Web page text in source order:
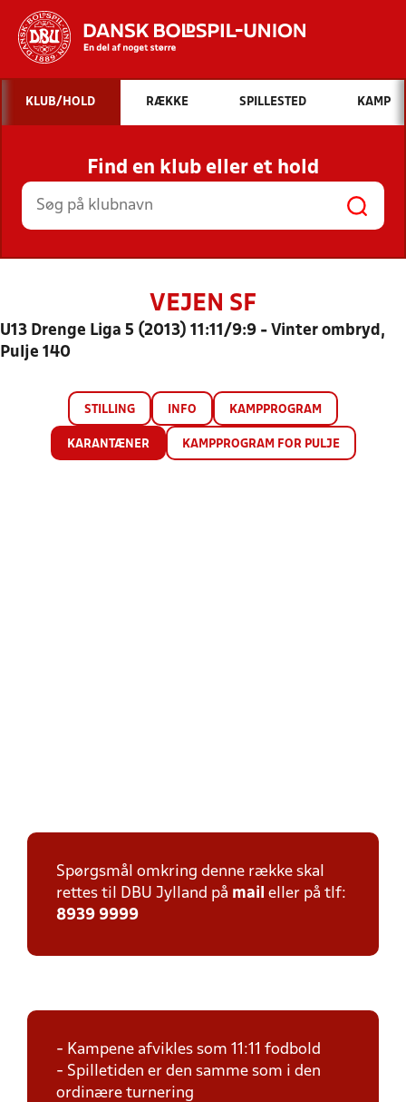
Hvad vil du søge efter?
INDHOLD OG NYHEDER
STILLINGER, RESULTATER, KLUBBER OG
HOLD
KLUB/HOLD RÆKKE SPILLESTED KAMP
Find en klub eller et hold
VEJEN SF
U13 Drenge Liga 5 (2013) 11:11/9:9 - Vinter ombryd,
Pulje 140
STILLING INFO KAMPPROGRAM
KARANTÆNER KAMPPROGRAM FOR PULJE
Spørgsmål omkring denne række skal
rettes til DBU Jylland på mail eller på tlf:
8939 9999
- Kampene afvikles som 11:11 fodbold
- Spilletiden er den samme som i den
ordinære turnering